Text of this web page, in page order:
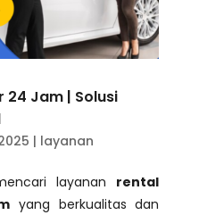
24 Jam | Solusi
| layanan
layanan rental
yang berkualitas dan